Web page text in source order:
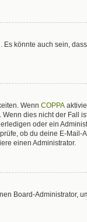
könnte auch sein,
Wenn COPPA
dies nicht der Fall
oder ein
ob du deine E-Mail-
einen Administrator.
Board-Administrator,